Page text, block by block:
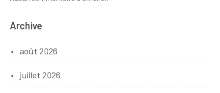
Archive
août 2026
juillet 2026